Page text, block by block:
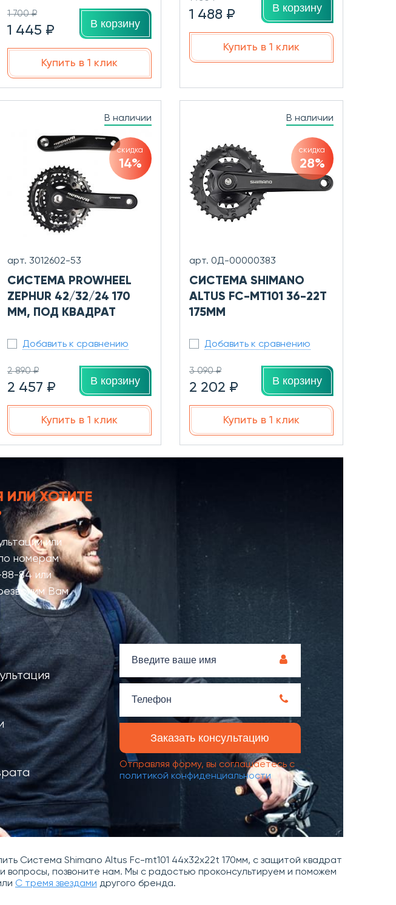
1 700 ₽
1 445 ₽ В корзину
Купить в 1 клик
1 488 ₽ В корзину
Купить в 1 клик
В наличии
скидка
14%
арт. 3012602-53
СИСТЕМА PROWHEEL
ZEPHUR 42/32/24 170
ММ, ПОД КВАДРАТ
Добавить к сравнению
2 890 ₽
2 457 ₽ В корзину
Купить в 1 клик
В наличии
скидка
28%
арт. 0Д-00000383
СИСТЕМА SHIMANO
ALTUS FC-MT101 36-22T
175ММ
Добавить к сравнению
3 090 ₽
2 202 ₽ В корзину
Купить в 1 клик
ИЛИ ХОТИТЕ
или
номерам
88-84 или
Вам
Отправляя форму, вы соглашаетесь с
политикой конфиденциальности
Система Shimano Altus Fc-mt101 44х32х22t 170мм, с защитой квадрат
вопросы, позвоните нам. Мы с радостью проконсультируем и поможем
С тремя звездами другого бренда.